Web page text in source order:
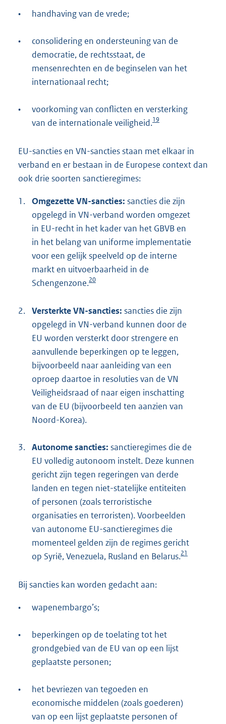
• handhaving van de vrede;
•
consolidering en ondersteuning van de
democratie, de rechtsstaat, de
mensenrechten en de beginselen van het
internationaal recht;
•
voorkoming van conflicten en versterking
van de internationale veiligheid.19
EU-sancties en VN-sancties staan met elkaar in
verband en er bestaan in de Europese context dan
ook drie soorten sanctieregimes:
1. Omgezette VN-sancties: sancties die zijn
opgelegd in VN-verband worden omgezet
in EU-recht in het kader van het GBVB en
in het belang van uniforme implementatie
voor een gelijk speelveld op de interne
markt en uitvoerbaarheid in de
Schengenzone.20
2. Versterkte VN-sancties: sancties die zijn
opgelegd in VN-verband kunnen door de
EU worden versterkt door strengere en
aanvullende beperkingen op te leggen,
bijvoorbeeld naar aanleiding van een
oproep daartoe in resoluties van de VN
Veiligheidsraad of naar eigen inschatting
van de EU (bijvoorbeeld ten aanzien van
Noord-Korea).
3. Autonome sancties: sanctieregimes die de
EU volledig autonoom instelt. Deze kunnen
gericht zijn tegen regeringen van derde
landen en tegen niet-statelijke entiteiten
of personen (zoals terroristische
organisaties en terroristen). Voorbeelden
van autonome EU-sanctieregimes die
momenteel gelden zijn de regimes gericht
op Syrië, Venezuela, Rusland en Belarus.21
Bij sancties kan worden gedacht aan:
• wapenembargo’s;
•
beperkingen op de toelating tot het
grondgebied van de EU van op een lijst
geplaatste personen;
•
het bevriezen van tegoeden en
economische middelen (zoals goederen)
van op een lijst geplaatste personen of